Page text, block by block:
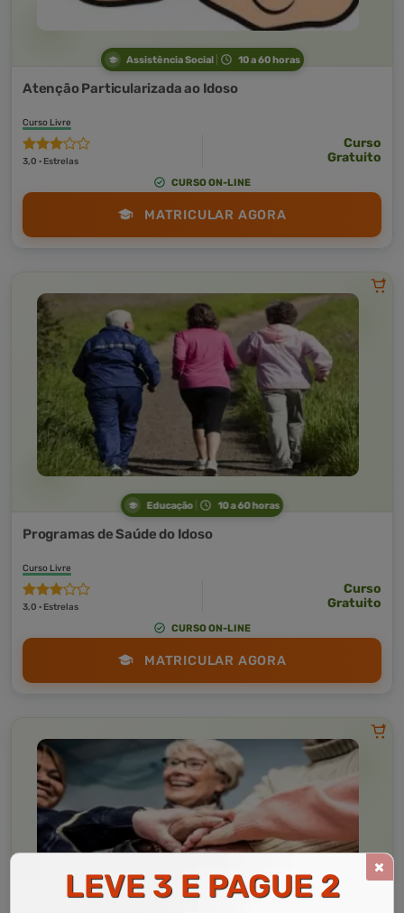
Assistência Social 10 a 60 horas
Atenção Particularizada ao Idoso
Curso Livre
3,0 · Estrelas
Curso
Gratuito
CURSO ON-LINE
MATRICULAR AGORA
Educação 10 a 60 horas
Programas de Saúde do Idoso
Curso Livre
3,0 · Estrelas
Curso
Gratuito
CURSO ON-LINE
MATRICULAR AGORA
LEVE 3 E PAGUE 2